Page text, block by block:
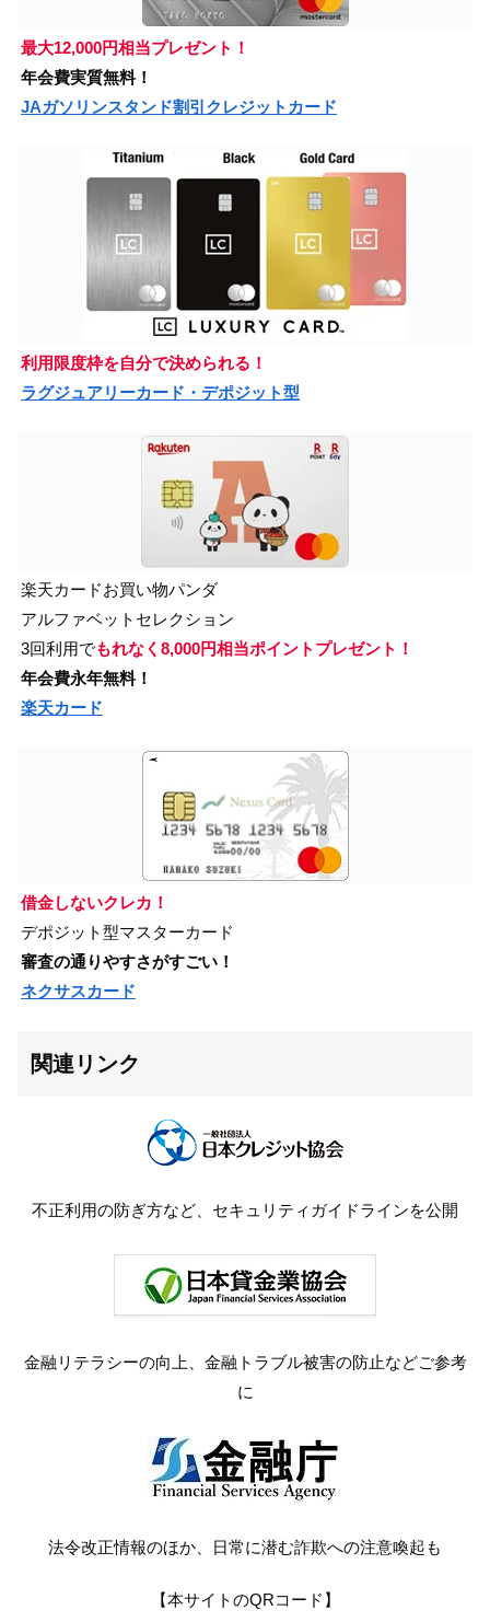
最大12,000円相当プレゼント！
年会費実質無料！
JAガソリンスタンド割引クレジットカード
利用限度枠を自分で決められる！
ラグジュアリーカード・デポジット型
楽天カードお買い物パンダ
アルファベットセレクション
3回利用でもれなく8,000円相当ポイントプレゼント！
年会費永年無料！
楽天カード
借金しないクレカ！
デポジット型マスターカード
審査の通りやすさがすごい！
ネクサスカード
関連リンク
不正利用の防ぎ方など、セキュリティガイドラインを公開
金融リテラシーの向上、金融トラブル被害の防止などご参考
に
法令改正情報のほか、日常に潜む詐欺への注意喚起も
【本サイトのQRコード】